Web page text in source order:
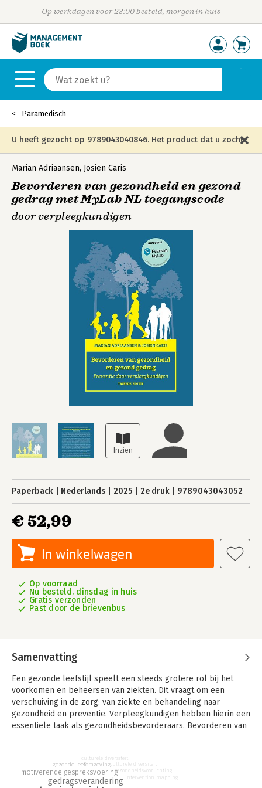
Op werkdagen voor 23:00 besteld, morgen in huis
Paramedisch
U heeft gezocht op 9789043040846. Het product dat u zocht
is niet meer in die editie leverbaar en is vervangen door de
onderstaande editie.
Marian Adriaansen, Josien Caris
Bevorderen van gezondheid en gezond
gedrag met MyLab NL toegangscode
door verpleegkundigen
Paperback Nederlands 2025 2e druk 9789043043052
€ 52,99
In winkelwagen
Op voorraad
Nu besteld, dinsdag in huis
Gratis verzonden
Past door de brievenbus
Samenvatting
Een gezonde leefstijl speelt een steeds grotere rol bij het
voorkomen en beheersen van ziekten. Dit vraagt om een
verschuiving in de zorg: van ziekte en behandeling naar
gezondheid en preventie. Verpleegkundigen hebben hierin een
essentiële taak als gezondheidsbevorderaars. Bevorderen van
biedt een praktijkgerichte introductie in
gezondheidsvoorlichting en ziektepreventie.
gedragsverandering
motiverende gespreksvoering
gezonde leefomgeving
gezondheidsvoorlichting
culturele diversiteit
intervention mapping
culturele diversiteit